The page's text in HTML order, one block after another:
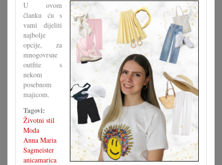
U ovom
članku ću s
vami dijeliti
najbolje
opcije, za
mnogovrsne
outfite s
nekom
posebnom
majicom.
Tagovi:
Životni stil
Moda
Anna Maria
Sagmeister
anicamarica